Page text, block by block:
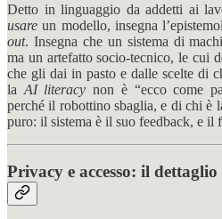
Detto in linguaggio da addetti ai
usare un modello, insegna
out. Insegna che un sistema di
ma un artefatto socio-tecnico, le cui
che gli dai in pasto e dalle scelte di
la AI literacy non è “ecco come
perché il robottino sbaglia, e di chi è
puro: il sistema è il suo feedback, e il
Privacy e accesso: il